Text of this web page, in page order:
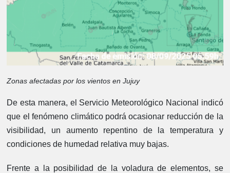
Zonas afectadas por los vientos en Jujuy
De esta manera, el Servicio Meteorológico Nacional indicó
que el fenómeno climático podrá ocasionar reducción de la
visibilidad, un aumento repentino de la temperatura y
condiciones de humedad relativa muy bajas.
Frente a la posibilidad de la voladura de elementos, se